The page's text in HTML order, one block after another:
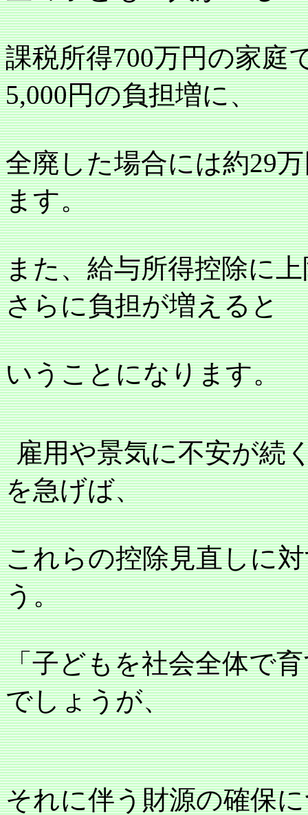
課税所得700万円の家庭
5,000円の負担増に、
全廃した場合には約29
ます。
また、給与所得控除に
さらに負担が増えると
いうことになります。
雇用や景気に不安が続
を急げば、
これらの控除見直しに
う。
「子どもを社会全体で
でしょうが、
それに伴う財源の確保